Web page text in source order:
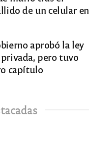
de un celular en
aprobó la ley
pero tuvo
capítulo